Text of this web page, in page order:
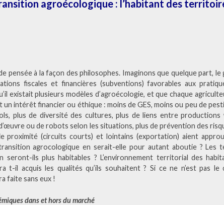
agroécologique : l’habitant des
pensée à la façon des philosophes. Imaginons que quelque part, le
fiscales et financières (subventions) favorables aux
existait plusieurs modèles d’agroécologie, et que chaque
intérêt financier ou éthique : moins de GES, moins ou peu de
plus de diversité des cultures, plus de liens entre productions
ou de robots selon les situations, plus de prévention des
proximité (circuits courts) et lointains (exportation) aient
agrocologique en serait-elle pour autant aboutie ?
seront-ils plus habitables ? L’environnement territorial des
t-il acquis les qualités qu’ils souhaitent ? Si ce ne n’est pas le
faite sans eux !
dans et hors du marché